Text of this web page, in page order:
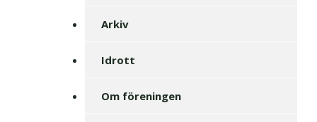
Arkiv
Idrott
Om föreningen